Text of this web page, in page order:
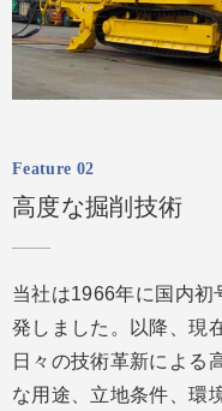
Feature 02
高度な掘削技術
当社は1966年に国内初
発しました。以降、現
日々の技術革新による
な用途、立地条件、環